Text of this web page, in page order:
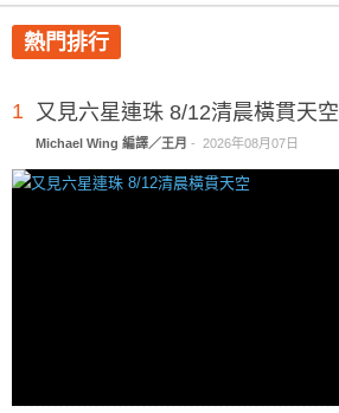
熱門排行
1 又見六星連珠 8/12清晨橫貫天空
Michael Wing 編譯／王月 - 2026年08月07日